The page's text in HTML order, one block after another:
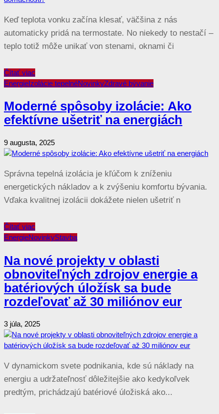
Keď teplota vonku začína klesať, väčšina z nás
automaticky pridá na termostate. No niekedy to nestačí –
teplo totiž môže unikať von stenami, oknami či
Čítať viac
EnergieIzolácie tepelnéNovinkyZdravé bývanie
Moderné spôsoby izolácie: Ako
efektívne ušetriť na energiách
9 augusta, 2025
Správna tepelná izolácia je kľúčom k zníženiu
energetických nákladov a k zvýšeniu komfortu bývania.
Vďaka kvalitnej izolácii dokážete nielen ušetriť n
Čítať viac
EnergieNovinkyStavba
Na nové projekty v oblasti
obnoviteľných zdrojov energie a
batériových úložísk sa bude
rozdeľovať až 30 miliónov eur
3 júla, 2025
V dynamickom svete podnikania, kde sú náklady na
energiu a udržateľnosť dôležitejšie ako kedykoľvek
predtým, prichádzajú batériové úložiská ako...